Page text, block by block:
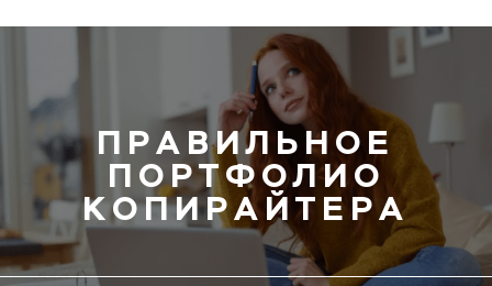
ПРАВИЛЬНОЕ
ПОРТФОЛИО
КОПИРАЙТЕРА